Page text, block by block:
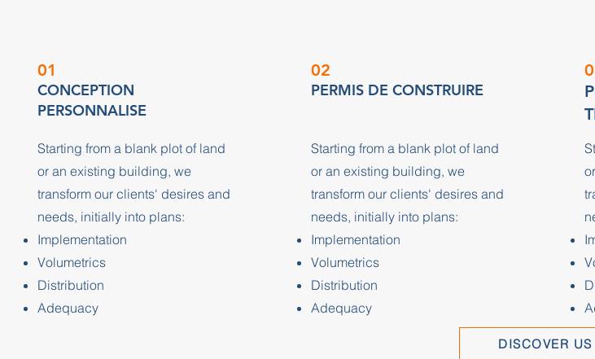
01
CONCEPTION
PERSONNALISE
Starting from a blank plot of land
or an existing building, we
transform our clients' desires and
needs, initially into plans:
Implementation
Volumetrics
Distribution
Adequacy
02
PERMIS DE CONSTRUIRE
Starting from a blank plot of land
or an existing building, we
transform our clients' desires and
needs, initially into plans:
Implementation
Volumetrics
Distribution
Adequacy
DISCOVER US